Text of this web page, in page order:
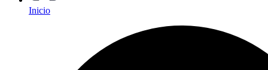
Inicio